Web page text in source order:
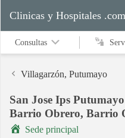
Servicios
medicos
Clinicas y Hospitales
Consultas
Villagarzón, Putumayo
San Jose Ips
Barrio Obrero, Barrio
Sede principal